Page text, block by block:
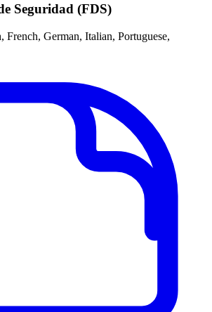
Seguridad (FDS)
French, German, Italian, Portuguese,